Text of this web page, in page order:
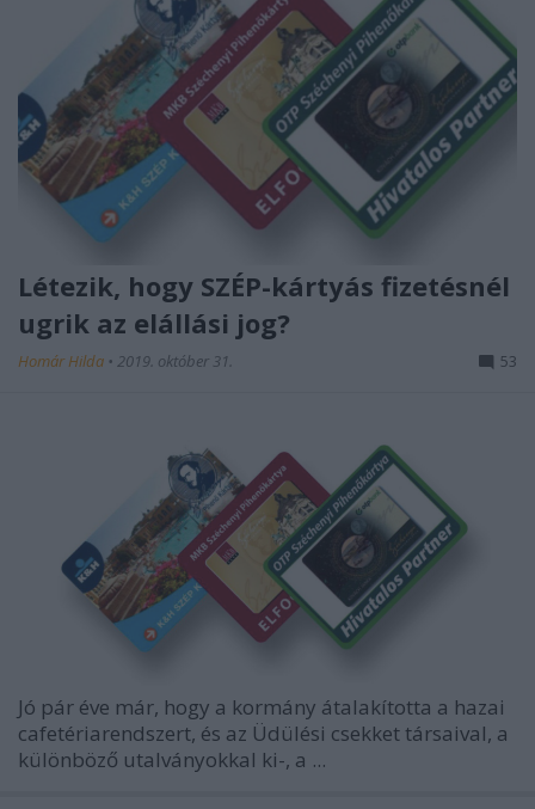
Létezik, hogy SZÉP-kártyás fizetésnél
ugrik az elállási jog?
Homár Hilda • 2019. október 31. 53
Jó pár éve már, hogy a kormány átalakította a hazai
cafetériarendszert, és az Üdülési csekket társaival, a
különböző utalványokkal ki-, a ...